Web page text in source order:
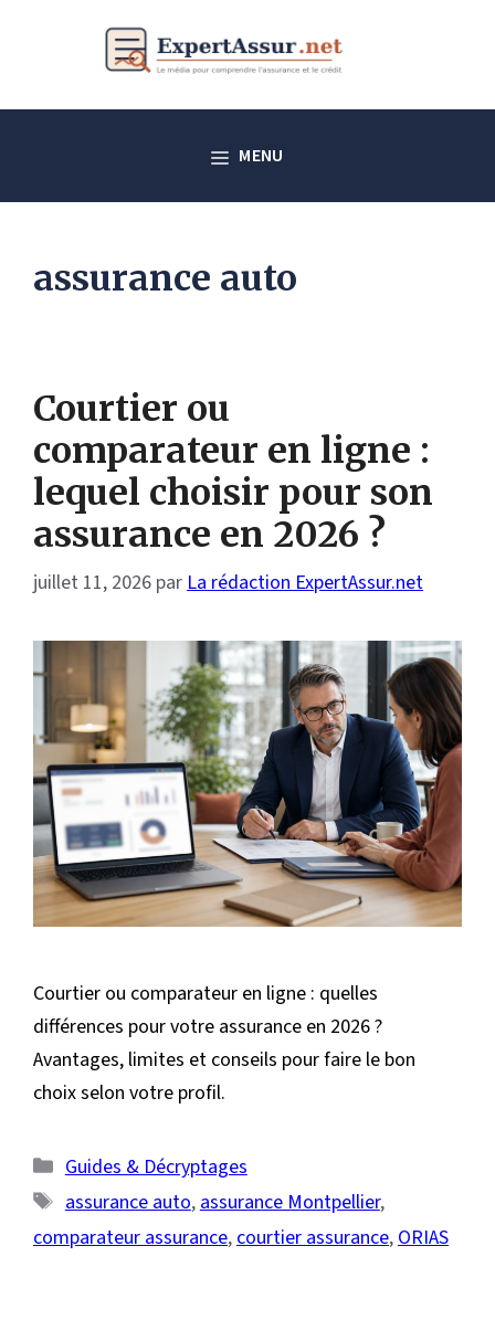
MENU
assurance auto
Courtier ou
comparateur en ligne :
lequel choisir pour son
assurance en 2026 ?
juillet 11, 2026 par La rédaction ExpertAssur.net
Courtier ou comparateur en ligne : quelles
différences pour votre assurance en 2026 ?
Avantages, limites et conseils pour faire le bon
choix selon votre profil.
Catégories
Guides & Décryptages
Étiquettes
assurance auto, assurance Montpellier,
comparateur assurance, courtier assurance, ORIAS